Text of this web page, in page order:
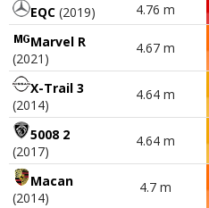
EQC (2019) 4.76 m
Marvel R
(2021)
4.67 m
X-Trail 3
(2014)
4.64 m
5008 2
(2017)
4.64 m
Macan
(2014)
4.7 m